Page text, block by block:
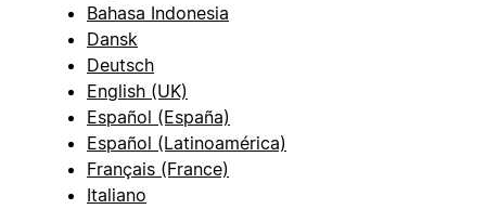
Bahasa Indonesia
Dansk
Deutsch
English (UK)
Español (España)
Español (Latinoamérica)
Français (France)
Italiano